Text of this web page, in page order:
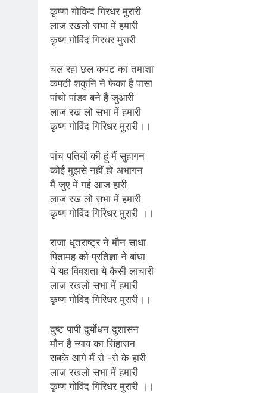
कृष्णा गोविन्द गिरधर मुरारी
लाज रखलो सभा में हमारी
कृष्ण गोविंद गिरधर मुरारी
चल रहा छल कपट का तमाशा
कपटी शकुनि ने फेका है पासा
पांचो पांडव बने हैं जुआरी
लाज रख लो सभा में हमारी
कृष्ण गोविंद गिरिधर मुरारी।।
पांच पतियों की हूं मैं सुहागन
कोई मुझसे नहीं हो अभागन
मैं जुए में गई आज हारी
लाज रख लो सभा में हमारी
कृष्ण गोविंद गिरिधर मुरारी ।।
राजा धृतराष्ट्र ने मौन साधा
पितामह को प्रतिज्ञा ने बांधा
ये यह विवशता ये कैसी लाचारी
लाज रखलो सभा में हमारी
कृष्ण गोविंद गिरिधर मुरारी।।
दुष्ट पापी दुर्योधन दुशासन
मौन है न्याय का सिंहासन
सबके आगे मैं रो -रो के हारी
लाज रखलो सभा में हमारी
कृष्ण गोविंद गिरिधर मुरारी ।।